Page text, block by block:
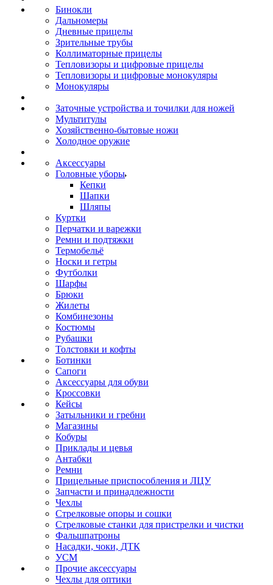
Бинокли
Дальномеры
Дневные прицелы
Зрительные трубы
Коллиматорные прицелы
Тепловизоры и цифровые прицелы
Тепловизоры и цифровые монокуляры
Монокуляры
Заточные устройства и точилки для ножей
Мультитулы
Хозяйственно-бытовые ножи
Холодное оружие
Аксессуары
Головные уборы
Кепки
Шапки
Шляпы
Куртки
Перчатки и варежки
Ремни и подтяжки
Термобельё
Носки и гетры
Футболки
Шарфы
Брюки
Жилеты
Комбинезоны
Костюмы
Рубашки
Толстовки и кофты
Ботинки
Сапоги
Аксессуары для обуви
Кроссовки
Кейсы
Затыльники и гребни
Магазины
Кобуры
Приклады и цевья
Антабки
Ремни
Прицельные приспособления и ЛЦУ
Запчасти и принадлежности
Чехлы
Стрелковые опоры и сошки
Стрелковые станки для пристрелки и чистки
Фальшпатроны
Насадки, чоки, ДТК
УСМ
Прочие аксессуары
Чехлы для оптики